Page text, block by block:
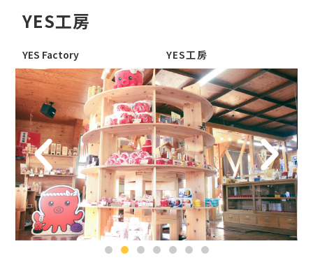
YES工房
YES Factory YES工房